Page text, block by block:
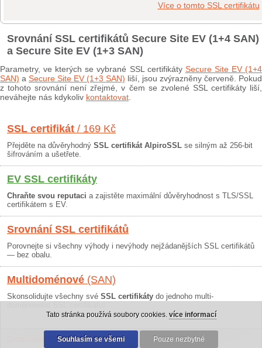
Více o tomto SSL certifikátu
Srovnání SSL certifikátů Secure Site EV (1+4 SAN)
a Secure Site EV (1+3 SAN)
Parametry, ve kterých se vybrané SSL certifikáty Secure Site EV (1+4
SAN) a Secure Site EV (1+3 SAN) liší, jsou zvýrazněny červeně. Pokud
z tohoto srovnání není zřejmé, v čem se zvolené SSL certifikáty liší,
neváhejte nás kdykoliv kontaktovat
SSL certifikát / 169 Kč
Přejděte na důvěryhodný SSL certifikát AlpiroSSL se silným až 256-bit
šifrováním a ušetřete.
EV SSL certifikáty
Chraňte svou reputaci a zajistěte maximální důvěryhodnost s TLS/SSL
certifikátem s EV.
Srovnání SSL certifikátů
Porovnejte si všechny výhody i nevýhody nejžádanějších SSL certifikátů
— bez obalu.
Multidoménové (SAN)
Skonsolidujte všechny své SSL certifikáty do jednoho multi-
Obchodní podmínky|30 dní záruka
Tato stránka používá soubory cookies. více informací
Souhlasím se všemi Pouze nezbytné